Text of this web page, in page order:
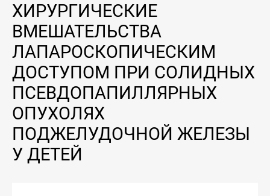
ХИРУРГИЧЕСКИЕ
ВМЕШАТЕЛЬСТВА
ЛАПАРОСКОПИЧЕСКИМ
ДОСТУПОМ ПРИ СОЛИДНЫХ
ПСЕВДОПАПИЛЛЯРНЫХ
ОПУХОЛЯХ
ПОДЖЕЛУДОЧНОЙ ЖЕЛЕЗЫ
У ДЕТЕЙ